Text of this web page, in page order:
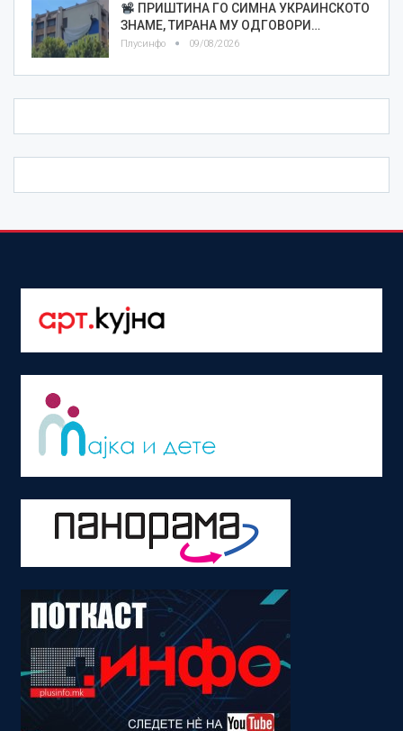
ПРИШТИНА ГО СИМНА УКРАИНСКОТО
ЗНАМЕ, ТИРАНА МУ ОДГОВОРИ…
Плусинфо 09/08/2026